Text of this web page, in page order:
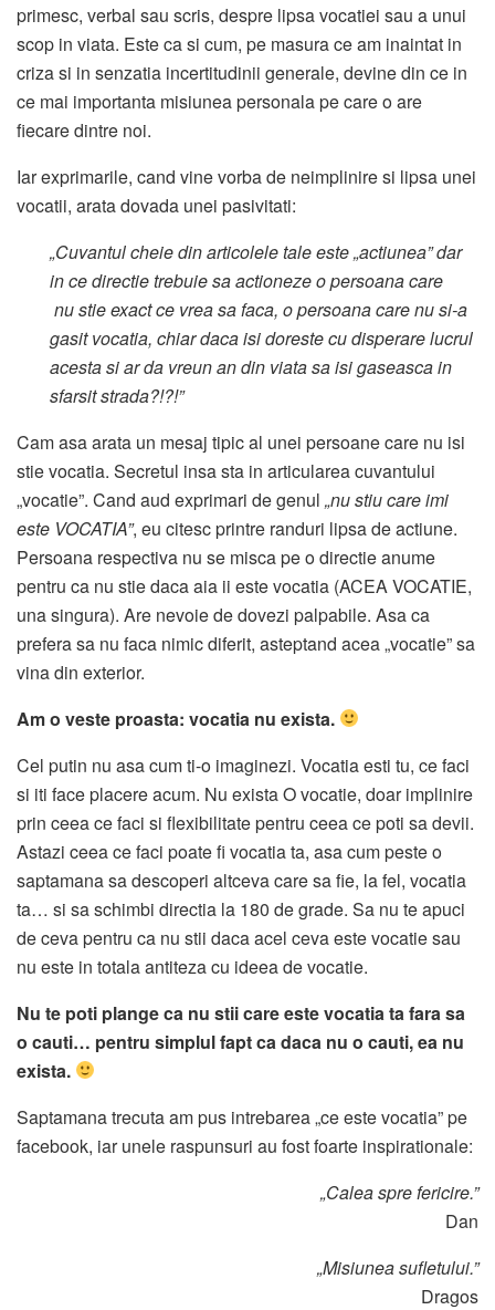
primesc, verbal sau scris, despre lipsa vocatiei sau a unui
scop in viata. Este ca si cum, pe masura ce am inaintat in
criza si in senzatia incertitudinii generale, devine din ce in
ce mai importanta misiunea personala pe care o are
fiecare dintre noi.
Iar exprimarile, cand vine vorba de neimplinire si lipsa unei
vocatii, arata dovada unei pasivitati:
„Cuvantul cheie din articolele tale este „actiunea” dar
in ce directie trebuie sa actioneze o persoana care
nu stie exact ce vrea sa faca, o persoana care nu si-a
gasit vocatia, chiar daca isi doreste cu disperare lucrul
acesta si ar da vreun an din viata sa isi gaseasca in
sfarsit strada?!?!”
Cam asa arata un mesaj tipic al unei persoane care nu isi
stie vocatia. Secretul insa sta in articularea cuvantului
„vocatie”. Cand aud exprimari de genul „nu stiu care imi
este VOCATIA”, eu citesc printre randuri lipsa de actiune.
Persoana respectiva nu se misca pe o directie anume
pentru ca nu stie daca aia ii este vocatia (ACEA VOCATIE,
una singura). Are nevoie de dovezi palpabile. Asa ca
prefera sa nu faca nimic diferit, asteptand acea „vocatie” sa
vina din exterior.
Am o veste proasta: vocatia nu exista.
Cel putin nu asa cum ti-o imaginezi. Vocatia esti tu, ce faci
si iti face placere acum. Nu exista O vocatie, doar implinire
prin ceea ce faci si flexibilitate pentru ceea ce poti sa devii.
Astazi ceea ce faci poate fi vocatia ta, asa cum peste o
saptamana sa descoperi altceva care sa fie, la fel, vocatia
ta… si sa schimbi directia la 180 de grade. Sa nu te apuci
de ceva pentru ca nu stii daca acel ceva este vocatie sau
nu este in totala antiteza cu ideea de vocatie.
Nu te poti plange ca nu stii care este vocatia ta fara sa
o cauti… pentru simplul fapt ca daca nu o cauti, ea nu
exista.
Saptamana trecuta am pus intrebarea „ce este vocatia” pe
facebook, iar unele raspunsuri au fost foarte inspirationale:
„Calea spre fericire.”
Dan
„Misiunea sufletului.”
Dragos